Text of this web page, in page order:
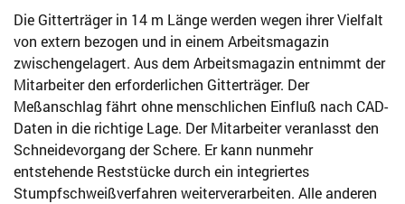
Die Gitterträger in 14 m Länge werden wegen ihrer Vielfalt
von extern bezogen und in einem Arbeitsmagazin
zwischengelagert. Aus dem Arbeitsmagazin entnimmt der
Mitarbeiter den erforderlichen Gitterträger. Der
Meßanschlag fährt ohne menschlichen Einfluß nach CAD-
Daten in die richtige Lage. Der Mitarbeiter veranlasst den
Schneidevorgang der Schere. Er kann nunmehr
entstehende Reststücke durch ein integriertes
Stumpfschweißverfahren weiterverarbeiten. Alle anderen